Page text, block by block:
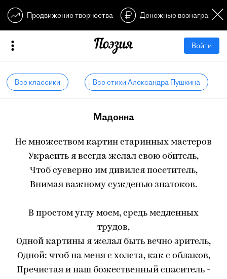
Продвижение творчества Денежные
Войти
Все классики Все стихи Александра Пушкина
Мадонна
Не множеством картин старинных мастеров
Украсить я всегда желал свою обитель,
Чтоб суеверно им дивился посетитель,
Внимая важному сужденью знатоков.
В простом углу моем, средь медленных
трудов,
Одной картины я желал быть вечно зритель,
Одной: чтоб на меня с холста, как с облаков,
Пречистая и наш божественный спаситель -